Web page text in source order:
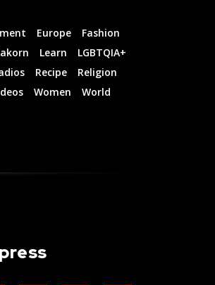
Europe
Fashion
Learn
LGBTQIA+
Recipe
Religion
Women
World